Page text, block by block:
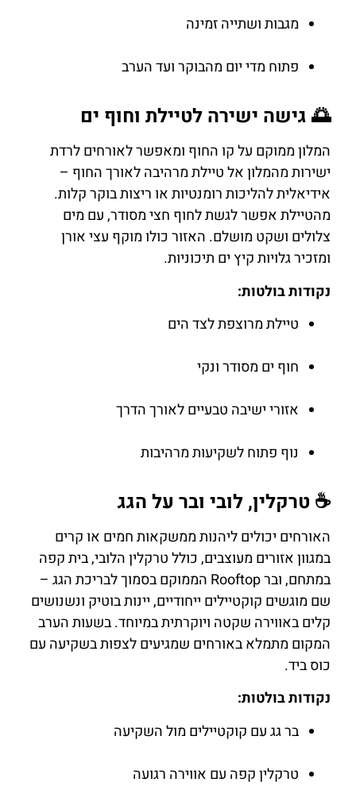
מגבות ושתייה זמינה
פתוח מדי יום מהבוקר ועד הערב
🌅 גישה ישירה לטיילת וחוף ים
המלון ממוקם על קו החוף ומאפשר לאורחים לרדת
ישירות מהמלון אל טיילת מרהיבה לאורך החוף –
אידיאלית להליכות רומנטיות או ריצות בוקר קלות.
מהטיילת אפשר לגשת לחוף חצי מסודר, עם מים
צלולים ושקט מושלם. האזור כולו מוקף עצי אורן
ומזכיר גלויות קיץ ים תיכוניות.
נקודות בולטות:
טיילת מרוצפת לצד הים
חוף ים מסודר ונקי
אזורי ישיבה טבעיים לאורך הדרך
נוף פתוח לשקיעות מרהיבות
☕ טרקלין, לובי ובר על הגג
האורחים יכולים ליהנות ממשקאות חמים או קרים
במגוון אזורים מעוצבים, כולל טרקלין הלובי, בית קפה
במתחם, ובר Rooftop הממוקם בסמוך לבריכת הגג –
שם מוגשים קוקטיילים ייחודיים, יינות בוטיק ונשנושים
קלים באווירה שקטה ויוקרתית במיוחד. בשעות הערב
המקום מתמלא באורחים שמגיעים לצפות בשקיעה עם
כוס ביד.
נקודות בולטות:
בר גג עם קוקטיילים מול השקיעה
טרקלין קפה עם אווירה רגועה